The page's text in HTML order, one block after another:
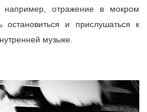
например, отражение в мокром
остановиться и прислушаться к
музыке.